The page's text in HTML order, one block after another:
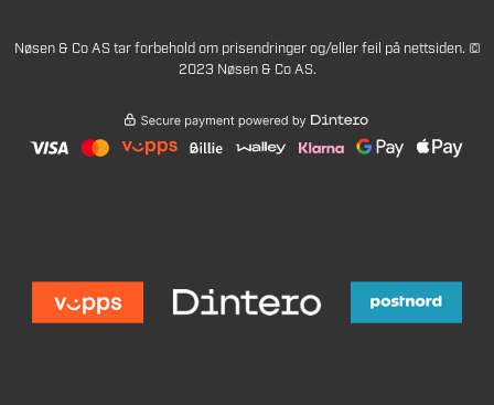
Nøsen & Co AS tar forbehold om prisendringer og/eller feil på nettsiden. ©
2023 Nøsen & Co AS.